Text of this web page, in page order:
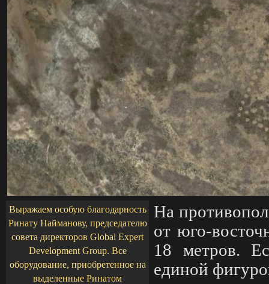
Выражаем особую благодарность
Ринату Найманову, председателю
совета директоров Global Expert
Development Group. Все
оборудование, приобретенное на
выделенные Ринатом
На
от юго-
18 метров.
единой